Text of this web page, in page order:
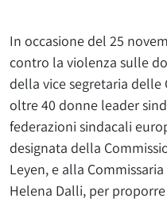
In occasione del 25
contro la violenza sulle
della vice segretaria delle
oltre 40 donne leader
federazioni sindacali
designata della
Leyen, e alla
Helena Dalli, per